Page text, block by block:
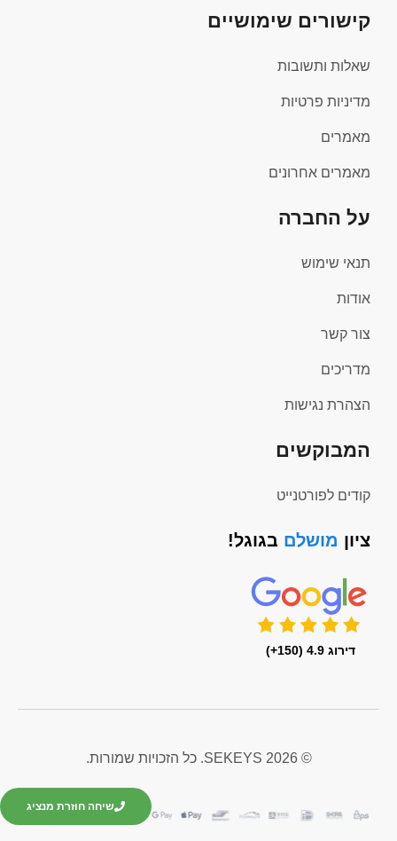
שיחה חוזרת מנציג
קישורים שימושיים
שאלות ותשובות
מדיניות פרטיות
מאמרים
מאמרים אחרונים
על החברה
תנאי שימוש
אודות
צור קשר
מדריכים
הצהרת נגישות
המבוקשים
קודים לפורטנייט
ציון מושלם בגוגל!
דירוג 4.9 (150+)
© 2026 SEKEYS. כל הזכויות שמורות.